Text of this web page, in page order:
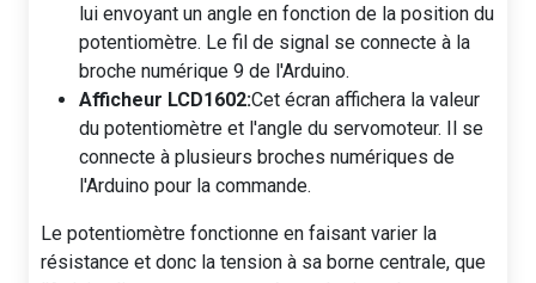
lui envoyant un angle en fonction de la position du
potentiomètre. Le fil de signal se connecte à la
broche numérique 9 de l'Arduino.
Afficheur LCD1602:Cet écran affichera la valeur
du potentiomètre et l'angle du servomoteur. Il se
connecte à plusieurs broches numériques de
l'Arduino pour la commande.
Le potentiomètre fonctionne en faisant varier la
résistance et donc la tension à sa borne centrale, que